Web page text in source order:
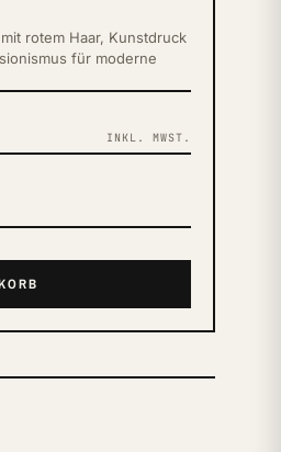
rotem Haar, Kunstdruck
für moderne
INKL. MWST.